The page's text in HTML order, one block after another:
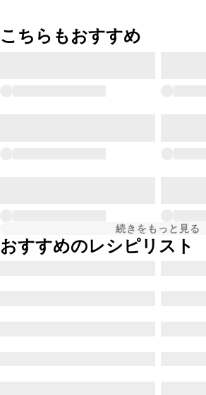
こちらもおすすめ
続きをもっと見る
おすすめのレシピリスト